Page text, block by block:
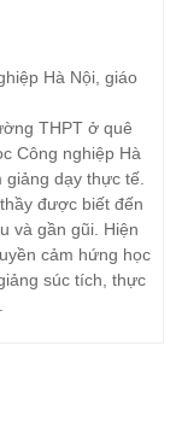
Hà Nội, giáo
THPT ở quê
Công nghiệp Hà
dạy thực tế.
được biết đến
và gần gũi. Hiện
cảm hứng học
súc tích, thực